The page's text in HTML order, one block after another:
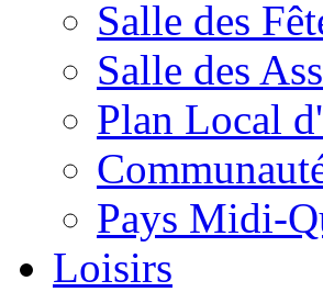
Salle des
Salle des
Plan Local
Pays Midi-
Loisirs